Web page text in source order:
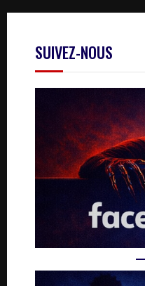
SUIVEZ-NOUS